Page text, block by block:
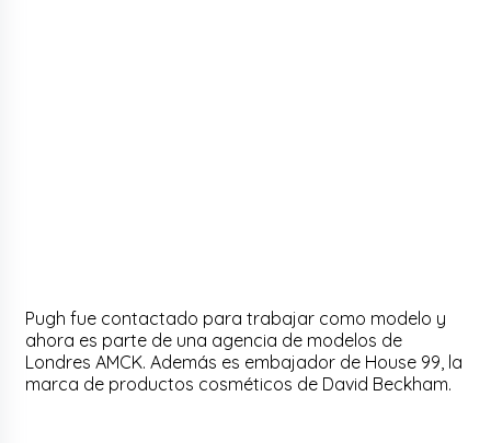
Pugh fue contactado para trabajar como modelo y
ahora es parte de una agencia de modelos de
Londres AMCK. Además es embajador de House 99, la
marca de productos cosméticos de David Beckham.